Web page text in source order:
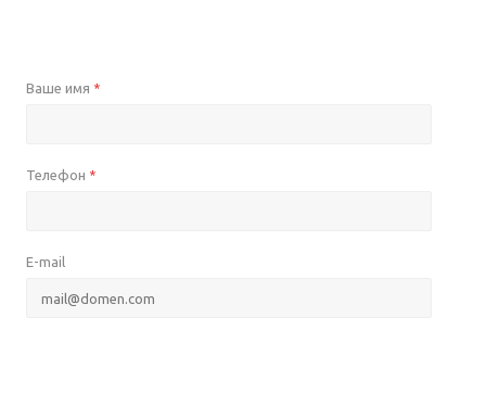
Ваше имя *
Телефон *
E-mail